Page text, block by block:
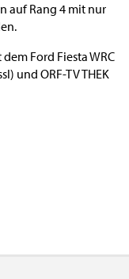
auf Rang 4 mit nur
Ford Fiesta WRC
und ORF-TV THEK